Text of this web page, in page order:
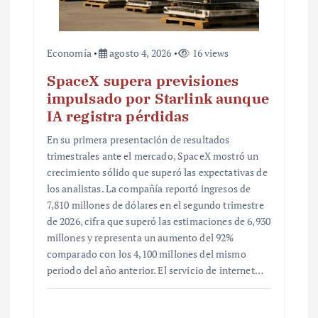
Economía agosto 4, 2026 16 views
SpaceX supera previsiones
impulsado por Starlink aunque
IA registra pérdidas
En su primera presentación de resultados
trimestrales ante el mercado, SpaceX mostró un
crecimiento sólido que superó las expectativas de
los analistas. La compañía reportó ingresos de
7,810 millones de dólares en el segundo trimestre
de 2026, cifra que superó las estimaciones de 6,930
millones y representa un aumento del 92%
comparado con los 4,100 millones del mismo
periodo del año anterior. El servicio de internet…